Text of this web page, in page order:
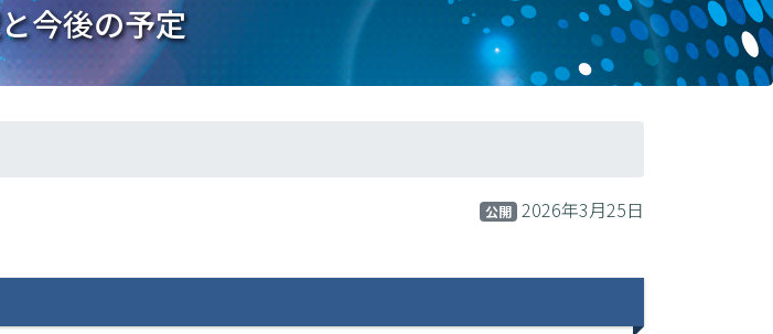
今後の予定
公開 2026年3月25日